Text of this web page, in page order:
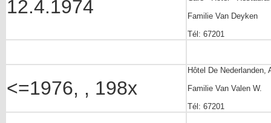
12.4.1974
Familie Van Deyken
Tél: 67201
<=1976, , 198x
Hôtel De Nederlanden,
Familie Van Valen W.
Tél: 67201